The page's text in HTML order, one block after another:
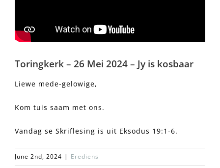
Toringkerk – 26 Mei 2024 – Jy is kosbaar
Liewe mede-gelowige,
Kom tuis saam met ons.
Vandag se Skriflesing is uit Eksodus 19:1-6.
June 2nd, 2024 | Erediens